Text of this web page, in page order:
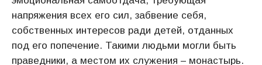
напряжения всех его сил, забвение себя,
собственных интересов ради детей, отданных
под его попечение. Такими людьми могли быть
праведники, а местом их служения – монастырь.